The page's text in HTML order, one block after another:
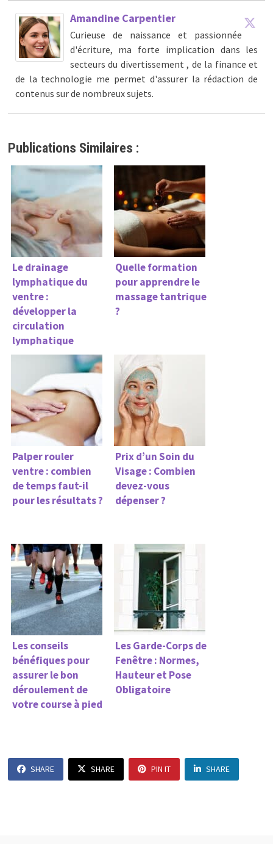
Amandine Carpentier
Curieuse de naissance et passionnée
d'écriture, ma forte implication dans les
secteurs du divertissement , de la finance et
de la technologie me permet d'assurer la rédaction de
contenus sur de nombreux sujets.
Publications Similaires :
Le drainage
lymphatique du
ventre :
développer la
circulation
lymphatique
Quelle formation
pour apprendre le
massage tantrique
?
Palper rouler
ventre : combien
de temps faut-il
pour les résultats ?
Prix d’un Soin du
Visage : Combien
devez-vous
dépenser ?
Les conseils
bénéfiques pour
assurer le bon
déroulement de
votre course à pied
Les Garde-Corps de
Fenêtre : Normes,
Hauteur et Pose
Obligatoire
SHARE SHARE PIN IT SHARE